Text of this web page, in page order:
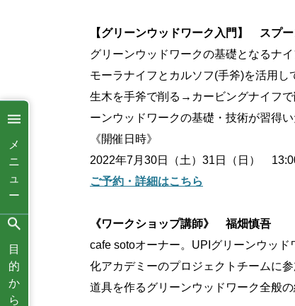
【グリーンウッドワーク入門】 スプー
グリーンウッドワークの基礎となるナ
モーラナイフとカルソフ(手斧)を活用し
生木を手斧で削る→カービングナイフ
ーンウッドワークの基礎・技術が習得
《開催日時》
2022年7月30日（土）31日（日）
ご予約・詳細はこちら
《ワークショップ講師》 福畑慎吾
cafe sotoオーナー。UPIグリーンウッ
化アカデミーのプロジェクトチームに
道具を作るグリーンウッドワーク全般の
メ
ニ
ュ
ー
目
的
か
ら